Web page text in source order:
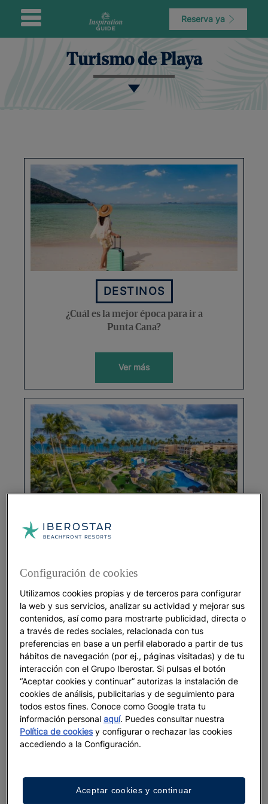
Reserva ya
Turismo de Playa
DESTINOS
¿Cuál es la mejor época para ir a
Punta Cana?
Ver más
DESTINOS
Ver más
¿A qué suenan tus vacaciones? Una
Configuración de cookies
Utilizamos cookies propias y de terceros para configurar
la web y sus servicios, analizar su actividad y mejorar sus
contenidos, así como para mostrarte publicidad, directa o
a través de redes sociales, relacionada con tus
preferencias en base a un perfil elaborado a partir de tus
hábitos de navegación (por ej., páginas visitadas) y de tu
interacción con el Grupo Iberostar. Si pulsas el botón
“Aceptar cookies y continuar” autorizas la instalación de
cookies de análisis, publicitarias y de seguimiento para
todos estos fines. Conoce como Google trata tu
información personalaquí. Puedes consultar nuestra
Política de cookiesy configurar o rechazar las cookies
accediendo a la Configuración.
Aceptar cookies y continuar